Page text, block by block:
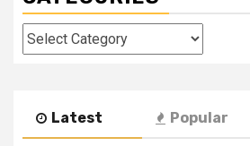
Categories
Latest Popular